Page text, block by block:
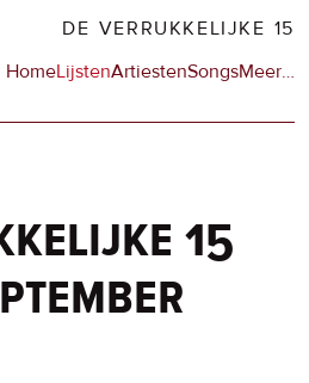
DE VERRUKKELIJKE 15
HomeLijstenArtiestenSongsMeerop
…
15